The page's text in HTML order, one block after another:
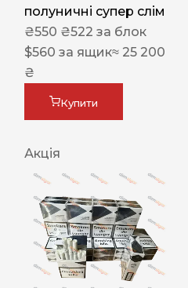
полуничні супер слім
₴550 ₴522 за блок
$560 за ящик≈ 25 200
₴
Купити
Акція